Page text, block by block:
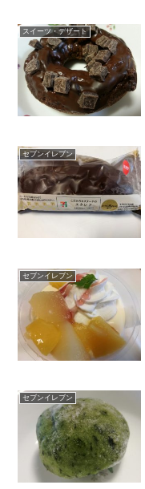
スイーツ・デザート
セブンイレブン
セブンイレブン
セブンイレブン